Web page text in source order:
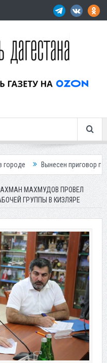
приговор по делу о
МАХМУДОВ ПРОВЕЛ
ГРУППЫ В КИЗЛЯРЕ